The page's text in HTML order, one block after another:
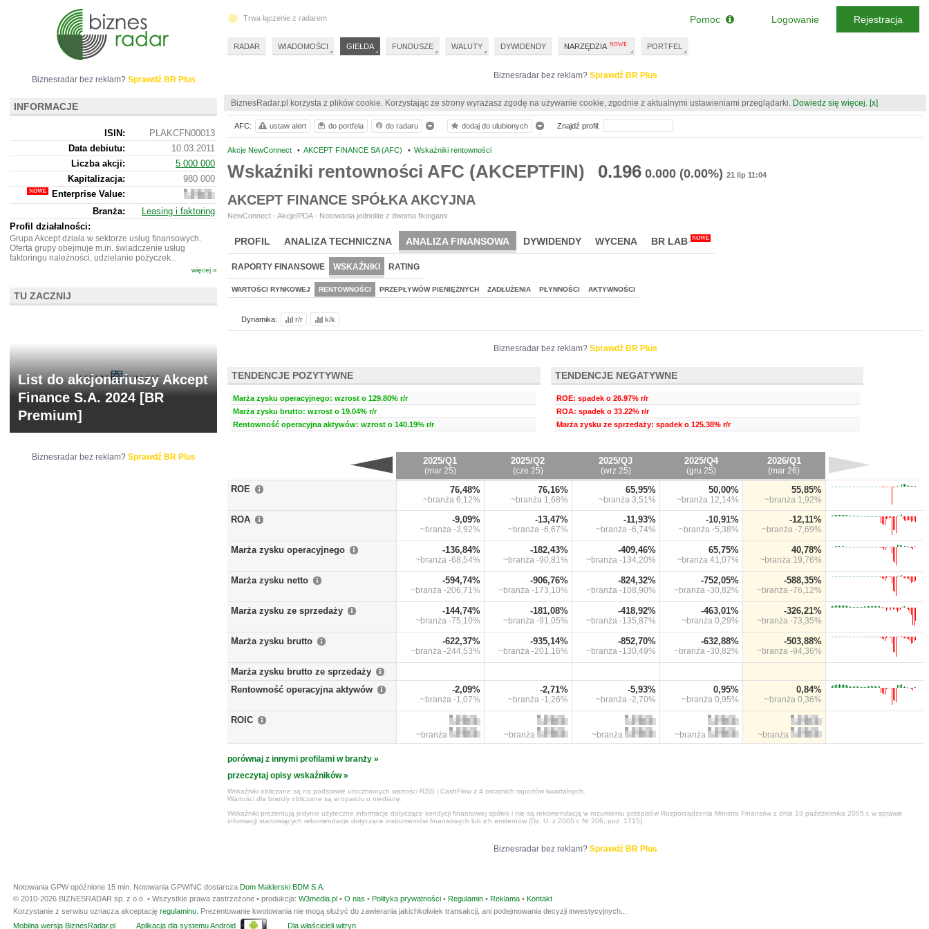
Biznesradar bez reklam? Sprawdź BR Plus
BiznesRadar.pl korzysta z plików cookie. Korzystając ze strony wyrażasz zgodę na używanie cookie, zgodnie z aktualnymi ustawieniami przeglądarki. Dowiedz się więcej. [x]
Akcje NewConnect • AKCEPT FINANCE SA (AFC) • Wskaźniki rentowności
Wskaźniki rentowności AFC (AKCEPTFIN) 0.196 0.000 (0.00%) 21 lip 11:04
AKCEPT FINANCE SPÓŁKA AKCYJNA
NewConnect - Akcje/PDA - Notowania jednolite z dwoma fixingami
PROFIL ANALIZA TECHNICZNA ANALIZA FINANSOWA DYWIDENDY WYCENA BR LAB NOWE
RAPORTY FINANSOWE WSKAŹNIKI RATING
WARTOŚCI RYNKOWEJ RENTOWNOŚCI PRZEPŁYWÓW PIENIĘŻNYCH ZADŁUŻENIA PŁYNNOŚCI AKTYWNOŚCI
Dynamika: r/r k/k
Biznesradar bez reklam? Sprawdź BR Plus
TENDENCJE POZYTYWNE
Marża zysku operacyjnego: wzrost o 129.80% r/r
Marża zysku brutto: wzrost o 19.04% r/r
Rentowność operacyjna aktywów: wzrost o 140.19% r/r
TENDENCJE NEGATYWNE
ROE: spadek o 26.97% r/r
ROA: spadek o 33.22% r/r
Marża zysku ze sprzedaży: spadek o 125.38% r/r
2025/Q1
(mar 25)
2025/Q2
(cze 25)
2025/Q3
(wrz 25)
2025/Q4
(gru 25)
2026/Q1
(mar 26)
ROE 76,48%
~branża 6,12%
76,16%
~branża 1,68%
65,95%
~branża 3,51%
50,00%
~branża 12,14%
55,85%
~branża 1,92%
ROA -9,09%
~branża -3,92%
-13,47%
~branża -6,67%
-11,93%
~branża -6,74%
-10,91%
~branża -5,38%
-12,11%
~branża -7,69%
Marża zysku operacyjnego -136,84%
~branża -68,54%
-182,43%
~branża -90,81%
-409,46%
~branża -134,20%
65,75%
~branża 41,07%
40,78%
~branża 19,76%
Marża zysku netto -594,74%
~branża -206,71%
-906,76%
~branża -173,10%
-824,32%
~branża -108,90%
-752,05%
~branża -30,82%
-588,35%
~branża -76,12%
Marża zysku ze sprzedaży -144,74%
~branża -75,10%
-181,08%
~branża -91,05%
-418,92%
~branża -135,87%
-463,01%
~branża 0,29%
-326,21%
~branża -73,35%
Marża zysku brutto -622,37%
~branża -244,53%
-935,14%
~branża -201,16%
-852,70%
~branża -130,49%
-632,88%
~branża -30,82%
-503,88%
~branża -94,36%
Marża zysku brutto ze sprzedaży
Rentowność operacyjna aktywów
-2,09%
~branża -1,07%
-2,71%
~branża -1,26%
-5,93%
~branża -2,70%
0,95%
~branża 0,95%
0,84%
~branża 0,36%
ROIC
~branża ~branża ~branża ~branża ~branża
porównaj z innymi profilami w branży »
przeczytaj opisy wskaźników »
Wskaźniki obliczane są na podstawie urocznionych wartości RZiS i CashFlow z 4 ostatnich raportów kwartalnych.
Wartości dla branży obliczane są w oparciu o medianę.
Wskaźniki prezentują jedynie użyteczne informacje dotyczące kondycji finansowej spółek i nie są rekomendacją w rozumieniu przepisów Rozporządzenia Ministra Finansów z dnia 19 października 2005 r. w sprawie
informacji stanowiących rekomendacje dotyczące instrumentów finansowych lub ich emitentów (Dz. U. z 2005 r. Nr 206, poz. 1715).
Biznesradar bez reklam? Sprawdź BR Plus
AFC: ustaw alert do portfela do radaru dodaj do ulubionych Znajdź profil:
Biznesradar bez reklam? Sprawdź BR Plus
INFORMACJE
ISIN:
PLAKCFN00013
Data debiutu:
10.03.2011
Liczba akcji:
5 000 000
Kapitalizacja:
980 000
Enterprise Value:
6
078
000
Branża:
Leasing i faktoring
Profil działalności:
Grupa Akcept działa w sektorze usług finansowych.
Oferta grupy obejmuje m.in. świadczenie usług
faktoringu należności, udzielanie pożyczek...
więcej »
TU ZACZNIJ
List do akcjonariuszy Akcept
Finance S.A. 2024 [BR
Premium]
Biznesradar bez reklam? Sprawdź BR Plus
Trwa łączenie z radarem
RADAR WIADOMOŚCI GIEŁDA FUNDUSZE WALUTY DYWIDENDY NARZĘDZIA PORTFEL
Pomoc Logowanie Rejestracja
Notowania GPW opóźnione 15 min. Notowania GPW/NC dostarcza Dom Maklerski BDM S.A.
© 2010-2026 BIZNESRADAR sp. z o.o. • Wszystkie prawa zastrzeżone • produkcja: W3media.pl • O nas • Polityka prywatności • Regulamin • Reklama • Kontakt
Korzystanie z serwisu oznacza akceptację regulaminu . Prezentowanie kwotowania nie mogą służyć do zawierania jakichkolwiek transakcji, ani podejmowania decyzji inwestycyjnych...
Mobilna wersja BiznesRadar.pl
Aplikacja dla systemu Android Dla właścicieli witryn